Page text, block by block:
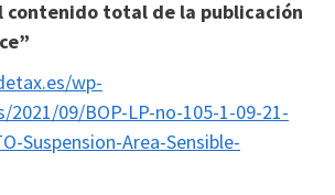
contenido total de la publicación
wp-
09/BOP-LP-no-105-1-09-21-
Suspension-Area-Sensible-